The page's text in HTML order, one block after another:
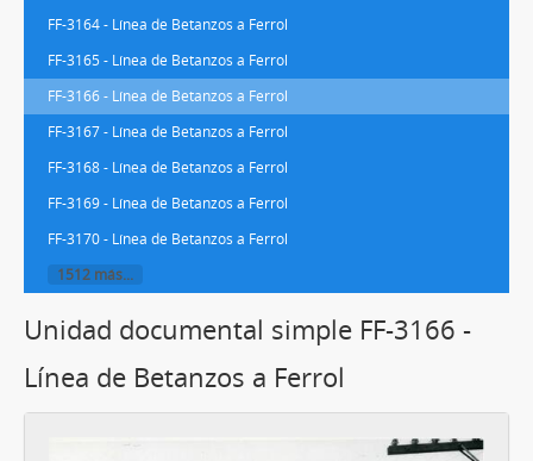
FF-3164 - Línea de Betanzos a Ferrol
FF-3165 - Línea de Betanzos a Ferrol
FF-3166 - Línea de Betanzos a Ferrol
FF-3167 - Línea de Betanzos a Ferrol
FF-3168 - Línea de Betanzos a Ferrol
FF-3169 - Línea de Betanzos a Ferrol
FF-3170 - Línea de Betanzos a Ferrol
1512 más...
Unidad documental simple FF-3166 -
Línea de Betanzos a Ferrol